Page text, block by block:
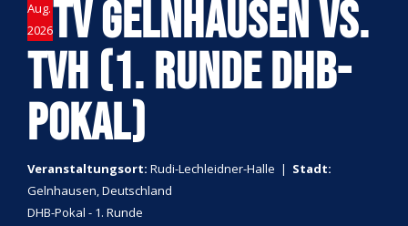
Aug.
2026TV GELNHAUSEN VS.
TVH (1. RUNDE DHB-
POKAL)
Veranstaltungsort: Rudi-Lechleidner-Halle | Stadt:
Gelnhausen, Deutschland
DHB-Pokal - 1. Runde